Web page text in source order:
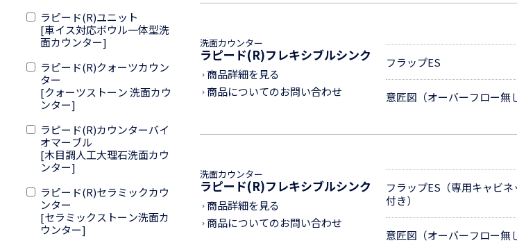
ラピード(R)ユニット
[車イス対応ボウル一体型洗
面カウンター]
ラピード(R)クォーツカウン
ター
[クォーツストーン 洗面カウ
ンター]
ラピード(R)カウンターバイ
オマーブル
[木目調人工大理石洗面カウ
ンター]
ラピード(R)セラミックカウ
ンター
[セラミックストーン洗面カ
ウンター]
洗面カウンター
ラピード(R)フレキシブルシンク
keyboard_arrow_right 商品詳細を見る
keyboard_arrow_right 商品についてのお問い合わせ
フラップES
意匠図（オーバーフロー無
洗面カウンター
ラピード(R)フレキシブルシンク
keyboard_arrow_right 商品詳細を見る
keyboard_arrow_right 商品についてのお問い合わせ
フラップES（専用キャビネ
付き）
意匠図（オーバーフロー無